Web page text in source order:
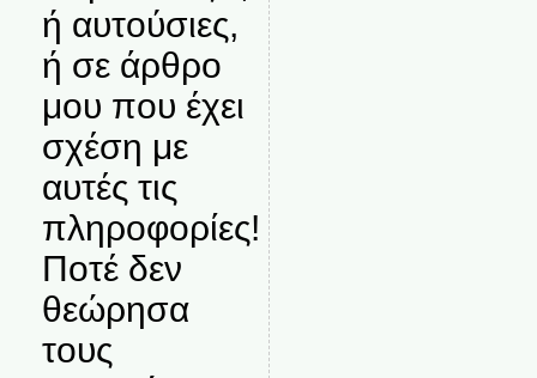
ή αυτούσιες,
ή σε άρθρο
μου που έχει
σχέση με
αυτές τις
πληροφορίες!
Ποτέ δεν
θεώρησα
τους